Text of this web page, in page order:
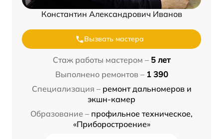
Константин Александрович Иванов
Вызвать мастера
Стаж работы мастером – 5 лет
Выполнено ремонтов – 1 390
Специализация – ремонт дальномеров и
экшн-камер
Образование – профильное техническое,
«Приборостроение»